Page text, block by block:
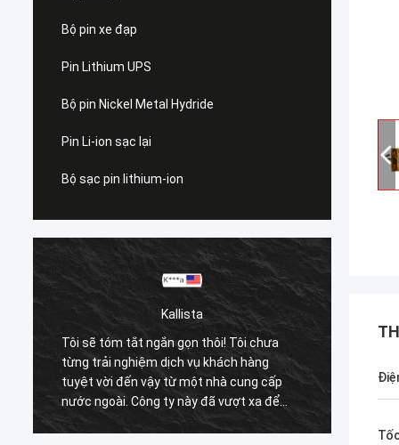
Bộ pin xe đạp
Pin Lithium UPS
Bộ pin Nickel Metal Hydride
Pin Li-ion sạc lại
Bộ sạc pin lithium-ion
Kallista
Tôi sẽ tóm tắt ngắn gọn thôi! Tôi chưa
từng trải nghiệm dịch vụ khách hàng
tuyệt vời đến vậy từ một nhà cung cấp
nước ngoài. Công ty này đã vượt xa để
đáp ứng nhu cầu của khách hàng. Thời